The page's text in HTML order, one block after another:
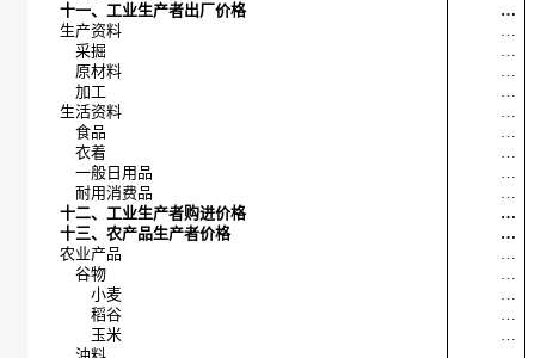
十一、工业生产者出厂价格
…
生产资料
…
采掘
…
原材料
…
加工
…
生活资料
…
食品
…
衣着
…
一般日用品
…
耐用消费品
…
十二、工业生产者购进价格
…
十三、农产品生产者价格
…
农业产品
…
谷物
…
小麦
…
稻谷
…
玉米
…